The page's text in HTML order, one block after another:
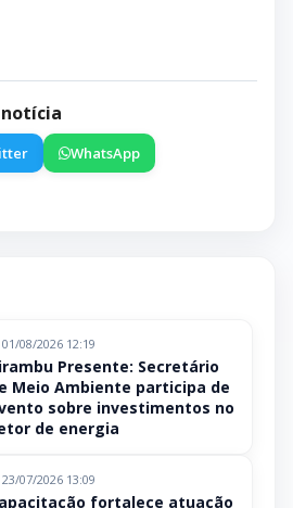
WhatsApp
01/08/2026 12:19
Presente: Secretário
Meio Ambiente participa de
sobre investimentos no
de energia
23/07/2026 13:09
fortalece atuação